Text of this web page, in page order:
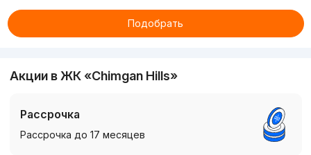
Подобрать
Акции в ЖК «Chimgan Hills»
Рассрочка
Рассрочка до 17 месяцев